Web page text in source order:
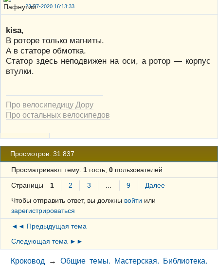
23-07-2020 16:13:33
kisa,
В роторе только магниты.
А в статоре обмотка.
Статор здесь неподвижен на оси, а ротор — корпус
втулки.
Про велосипедицу Дору
Про остальных велосипедов
Просмотров: 31 837
Просматривают тему: 1гость, 0пользователей
Страницы 1 2 3 9
Далее
Чтобы отправить ответ, вы должны войти или
зарегистрироваться
◄◄ Предыдущая тема
Следующая тема ►►
Кроковод →Общие темы. Мастерская. Библиотека.